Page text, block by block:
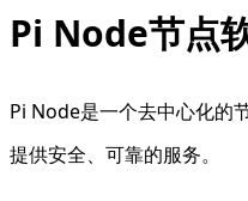
Pi Node节点
Pi Node是一个去中心化的
提供安全、可靠的服务。